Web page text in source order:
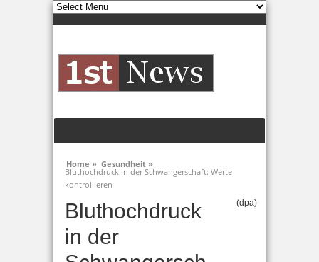
Home » Gesundheit »
Bluthochdruck in der Schwangerschaft: Werte
kontrollieren
Bluthochdruck
in der
(dpa)